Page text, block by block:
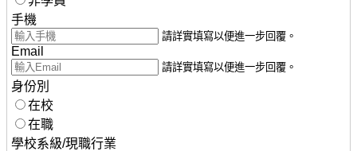
手機
請詳實填寫以便進一步回覆。
Email
請詳實填寫以便進一步回覆。
身份別
在校
在職
學校系級/現職行業